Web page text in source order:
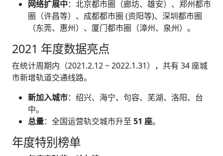
网络扩展中：北京都市圈（廊坊、雄安）、郑州都市
圈（许昌等）、成都都市圈 (资阳等)、深圳都市圈
（东莞、惠州）、厦门都市圈（漳州、泉州）。
2021 年度数据亮点
在统计周期内（2021.2.12 ~ 2022.1.31），共有 34 座城
市新增轨道交通线路。
新加入城市：绍兴、海宁、句容、芜湖、洛阳、台
中。
总量：全国运营轨交城市升至 51 座。
年度特别榜单